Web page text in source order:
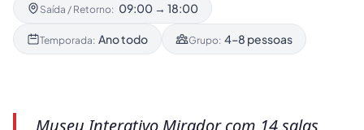
Saída / Retorno: 09:00 → 18:00
Temporada: Ano todo Grupo: 4–8 pessoas